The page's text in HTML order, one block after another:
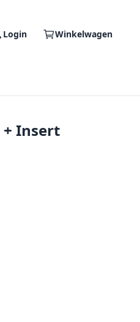
Login Winkelwagen
+ Insert